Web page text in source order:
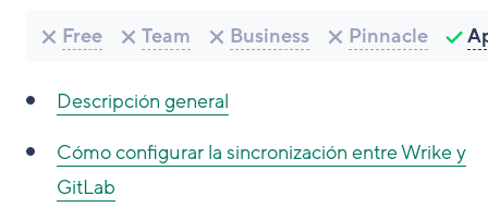
Free Team Business Pinnacle
Descripción general
Cómo configurar la sincronización entre Wrike y
GitLab